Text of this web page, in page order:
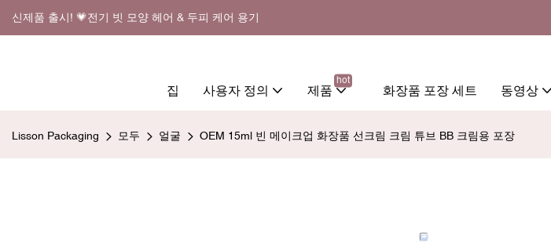
신제품 출시! 💗전기 빗 모양 헤어 & 두피 케어 용기
집 사용자 정의 제품
hot
화장품 포장 세트 동영상
Lisson Packaging 모두 얼굴 OEM 15ml 빈 메이크업 화장품 선크림 크림 튜브 BB 크림용 포장